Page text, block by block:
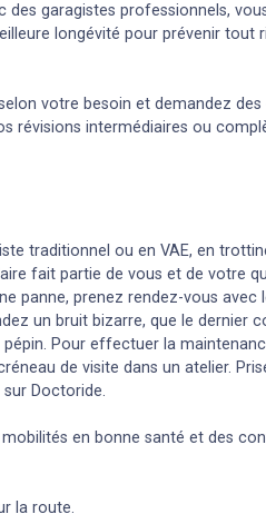
des garagistes professionnels,
longévité pour prévenir tout
votre besoin et demandez des
révisions intermédiaires ou
traditionnel ou en VAE, en
fait partie de vous et de votre
panne, prenez rendez-vous avec
un bruit bizarre, que le dernier
Pour effectuer la
de visite dans un atelier.
Doctoride.
en bonne santé et des
la route.